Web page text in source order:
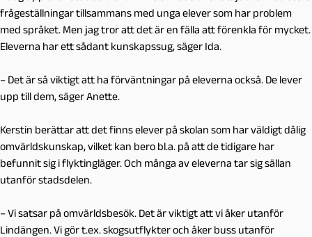
frågeställningar tillsammans med unga elever som har problem
med språket. Men jag tror att det är en fälla att förenkla för mycket.
Eleverna har ett sådant kunskapssug, säger Ida.
– Det är så viktigt att ha förväntningar på eleverna också. De lever
upp till dem, säger Anette.
Kerstin berättar att det finns elever på skolan som har väldigt dålig
omvärldskunskap, vilket kan bero bl.a. på att de tidigare har
befunnit sig i flyktingläger. Och många av eleverna tar sig sällan
utanför stadsdelen.
– Vi satsar på omvärldsbesök. Det är viktigt att vi åker utanför
Lindängen. Vi gör t.ex. skogsutflykter och åker buss utanför